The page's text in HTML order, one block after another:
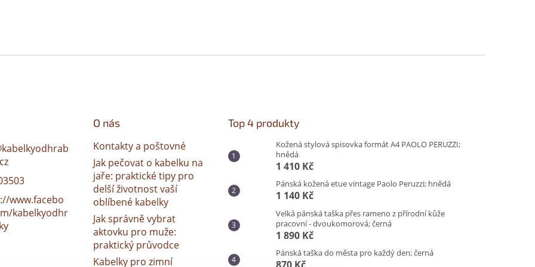
kabelkyodhrab
www.facebo
kabelkyodhr
O nás
Kontakty a poštovné
Jak pečovat o kabelku na
jaře: praktické tipy pro
delší životnost vaší
oblíbené kabelky
Jak správně vybrat
aktovku pro muže:
praktický průvodce
Kabelky pro zimní
Top 4 produkty
Kožená stylová spisovka formát A4 PAOLO PERUZZI;
hnědá
1 410 Kč
Pánská kožená etue vintage Paolo Peruzzi; hnědá
1 140 Kč
Velká pánská taška přes rameno z přírodní kůže
pracovní - dvoukomorová; černá
1 890 Kč
Pánská taška do města pro každý den; černá